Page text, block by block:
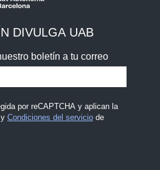
DIVULGA UAB
boletín a tu correo
por reCAPTCHA y aplican la
Condiciones del serviciode